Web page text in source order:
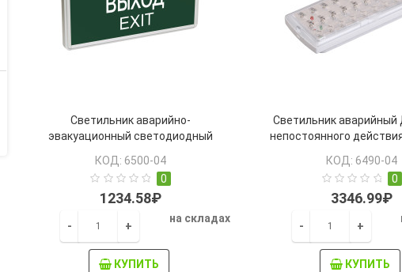
Светильник аварийно-
эвакуационный светодиодный
"ВЫХОД-EXIT" IEK
КОД: 6500-04
0
1234.58₽
- +
на складах
КУПИТЬ
Светильник аварийный
непостоянного
КОД: 6490-04
0
3346.99₽
- +
КУПИТЬ